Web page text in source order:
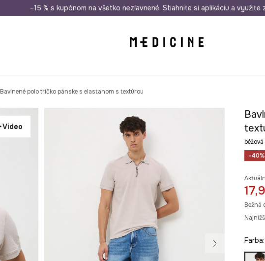
Doprava zadarmo od 50 € Odoslanie aj do 24 hodín 30 dní
–15 % s kupónom na všetko nezľavnené. Stiahnite si aplikáciu a využite
Bavlnené polo tričko pánske s elastanom s textúrou
Video
-40%
Bežná
Farba: